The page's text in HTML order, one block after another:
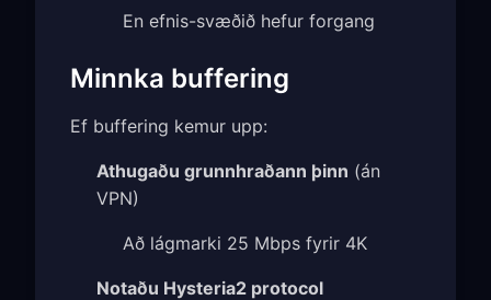
En efnis-svæðið hefur forgang
Minnka buffering
Ef buffering kemur upp:
Athugaðu grunnhraðann þinn (án
VPN)
Að lágmarki 25 Mbps fyrir 4K
Notaðu Hysteria2 protocol